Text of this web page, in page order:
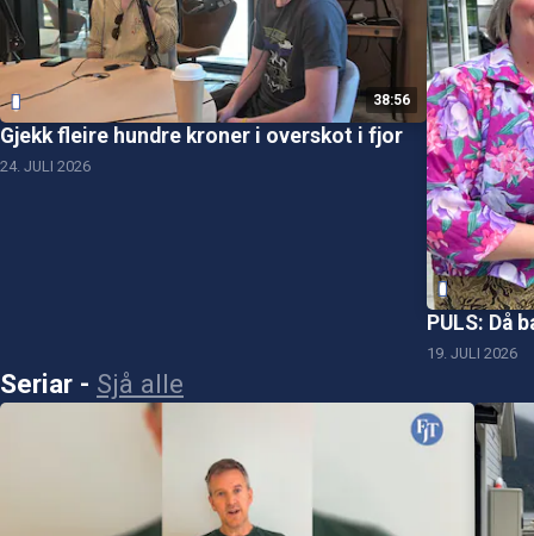
38:56
Gjekk fleire hundre kroner i overskot i fjor
24. JULI 2026
PULS: Då
19. JULI 2026
Seriar - Sjå alle